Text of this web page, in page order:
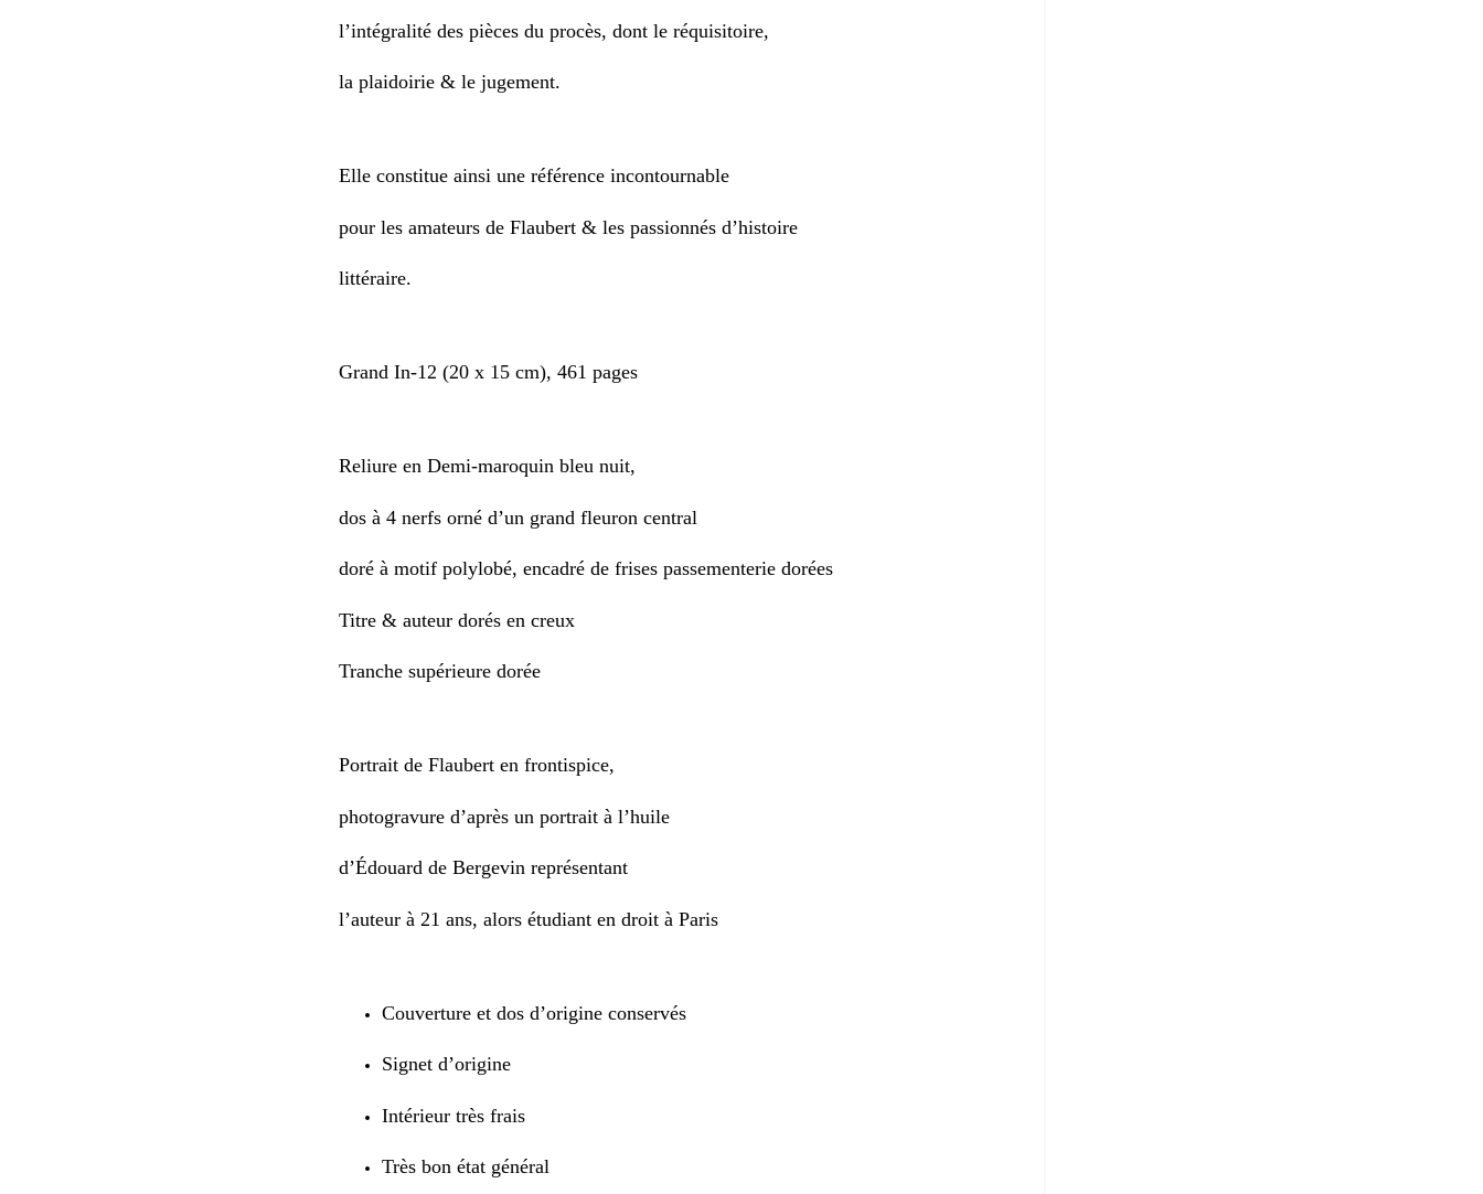
l’intégralité des pièces du procès, dont le réquisitoire,
la plaidoirie & le jugement.
Elle constitue ainsi une référence incontournable
pour les amateurs de Flaubert & les passionnés d’histoire
littéraire.
Grand In-12 (20 x 15 cm), 461 pages
Reliure en Demi-maroquin bleu nuit,
dos à 4 nerfs orné d’un grand fleuron central
doré à motif polylobé, encadré de frises passementerie dorées
Titre & auteur dorés en creux
Tranche supérieure dorée
Portrait de Flaubert en frontispice,
photogravure d’après un portrait à l’huile
d’Édouard de Bergevin représentant
l’auteur à 21 ans, alors étudiant en droit à Paris
Couverture et dos d’origine conservés
Signet d’origine
Intérieur très frais
Très bon état général